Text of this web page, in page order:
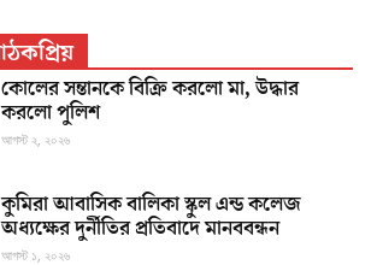
কোলের সন্তানকে বিক্রি করলো মা, উদ্ধার
করলো পুলিশ
আগস্ট ২, ২০২৬
কুমিরা আবাসিক বালিকা স্কুল এন্ড কলেজ
অধ্যক্ষের দুর্নীতির প্রতিবাদে মানববন্ধন
আগস্ট ১, ২০২৬